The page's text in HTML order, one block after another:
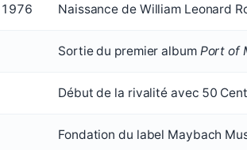
Naissance de William Leonard
Sortie du premier album Port of
Début de la rivalité avec 50
Fondation du label Maybach